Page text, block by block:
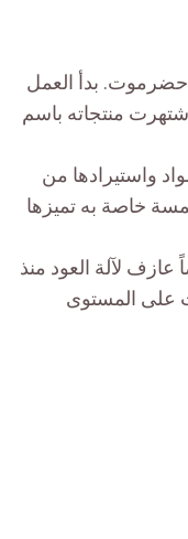
حضرموت. بدأ العمل
منتجاته باسم
واستيرادها من
خاصة به تميزها
عازف لآلة العود منذ
على المستوى